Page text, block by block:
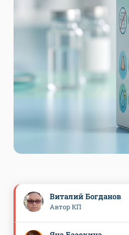
Виталий Богданов
Автор КП